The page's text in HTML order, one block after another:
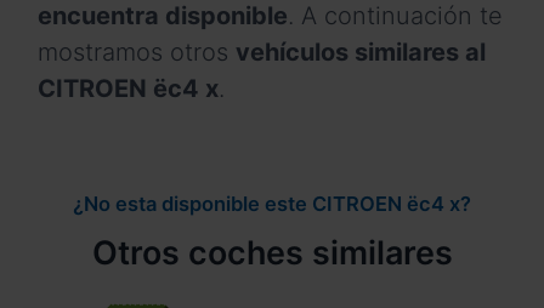
encuentra disponible. A continuación te
mostramos otros vehículos similares al
CITROEN ëc4 x.
¿No esta disponible este CITROEN ëc4 x?
Otros coches similares